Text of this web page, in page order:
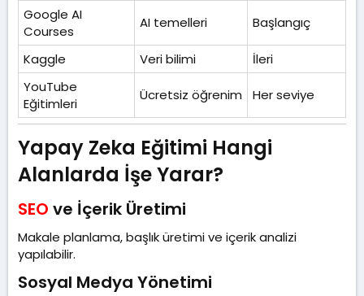
Google AI
Courses
AI temelleri Başlangıç
Kaggle Veri bilimi
İleri
YouTube
Eğitimleri
Ücretsiz öğrenim Her seviye
Yapay Zeka Eğitimi Hangi
Alanlarda İşe Yarar?​
SEO ve İçerik Üretimi​
Makale planlama, başlık üretimi ve içerik analizi
yapılabilir.
Sosyal Medya Yönetimi​